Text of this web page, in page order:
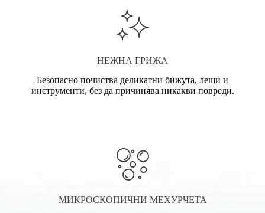
НЕЖНА ГРИЖА
Безопасно почиства деликатни бижута, лещи и
инструменти, без да причинява никакви повреди.
МИКРОСКОПИЧНИ МЕХУРЧЕТА